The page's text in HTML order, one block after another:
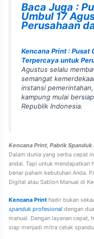
Baca Juga :
Umbul 17
Perusahaan
Kencana Print : Pusat
Terpercaya untuk
Agustus selalu
semangat
instansi
kampung mulai
Republik Indonesia.
Kencana Print, Pabrik Spanduk
Dalam dunia yang serba cepat
andal. Tapi untuk mendapatkan
benar paham kebutuhan Anda.
Digital atau Sablon Manual di
Kencana Printhadir bukan
spandukprofesional dengan
manual. Dengan layanan cepat,
siap menjadi mitra cetak